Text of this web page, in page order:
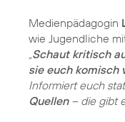
Medienpädagogin
wie Jugendliche
„Schaut kritisch
sie euch komisch
Informiert euch
Quellen– die gibt